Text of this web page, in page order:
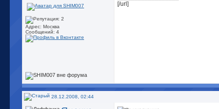
Адрес: Москва
Сообщений: 4
[/url]
28.12.2008, 02:44